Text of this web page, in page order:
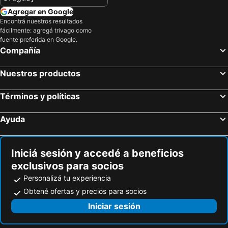
Fera Palace Hotel
Real Classic Bahia Hotel
Hotel Golden Park Salvador
Bahiacafe Hotel
Pousada Villa Carmo
Hotel Plaza Campo Grande
Pousada Manga Rosa
Pousada Corais da Barra
Pousada Acácia da Barra
Pousada Casa da Vitória
Pousada Colonial Chile
Absolutte Hotel
Hotel Casa do Amarelindo
Pelourinho Boutique Hotel - OH HOTÉIS
Agregar en Google
Encontrá nuestros resultados
fácilmente: agregá trivago como
fuente preferida en Google.
Compañía
Nuestros productos
Términos y políticas
Ayuda
Iniciá sesión y accedé a beneficios
exclusivos para socios
Personalizá tu experiencia
Obtené ofertas y precios para socios
Iniciar sesión